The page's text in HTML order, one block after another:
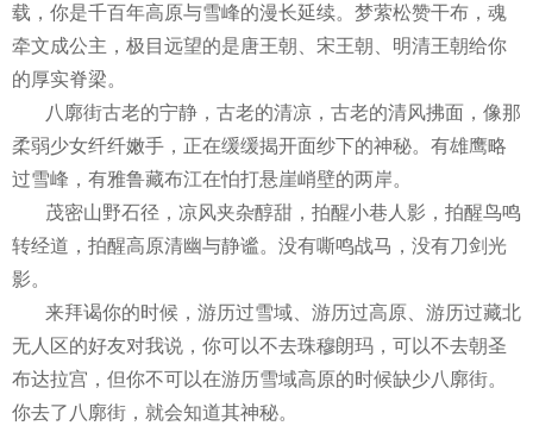
载，你是千百年高原与雪峰的漫长延续。梦萦松赞干布，魂
牵文成公主，极目远望的是唐王朝、宋王朝、明清王朝给你
的厚实脊梁。
八廓街古老的宁静，古老的清凉，古老的清风拂面，像那
柔弱少女纤纤嫩手，正在缓缓揭开面纱下的神秘。有雄鹰略
过雪峰，有雅鲁藏布江在怕打悬崖峭壁的两岸。
茂密山野石径，凉风夹杂醇甜，拍醒小巷人影，拍醒鸟鸣
转经道，拍醒高原清幽与静谧。没有嘶鸣战马，没有刀剑光
影。
来拜谒你的时候，游历过雪域、游历过高原、游历过藏北
无人区的好友对我说，你可以不去珠穆朗玛，可以不去朝圣
布达拉宫，但你不可以在游历雪域高原的时候缺少八廓街。
你去了八廓街，就会知道其神秘。